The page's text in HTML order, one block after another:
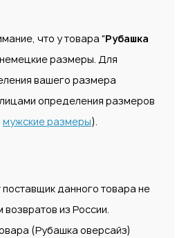
что у товара "Рубашка
размеры. Для
вашего размера
определения размеров
мужские размеры).
данного товара не
из России.
(Рубашка оверсайз)